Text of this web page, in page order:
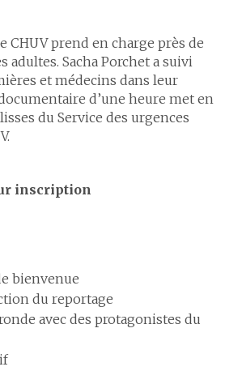
CHUV prend en charge près de
adultes. Sacha Porchet a suivi
et médecins dans leur
d’une heure met en
du Service des urgences
inscription
bienvenue
du reportage
avec des protagonistes du